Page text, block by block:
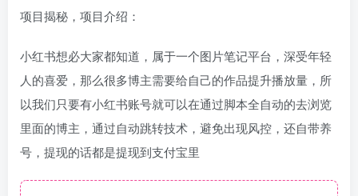
项目揭秘，项目介绍：
小红书想必大家都知道，属于一个图片笔记平台，深受年轻
人的喜爱，那么很多博主需要给自己的作品提升播放量，所
以我们只要有小红书账号就可以在通过脚本全自动的去浏览
里面的博主，通过自动跳转技术，避免出现风控，还自带养
号，提现的话都是提现到支付宝里